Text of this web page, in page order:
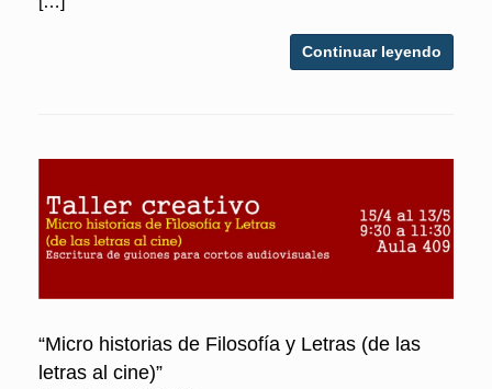
Continuar leyendo
“Micro historias de Filosofía y Letras (de las
letras al cine)”